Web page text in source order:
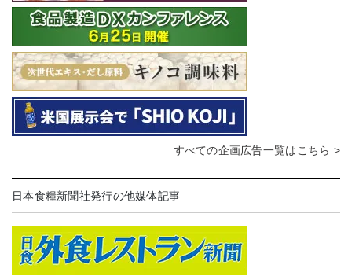
すべての企画広告一覧はこちら >
日本食糧新聞社発行の他媒体記事